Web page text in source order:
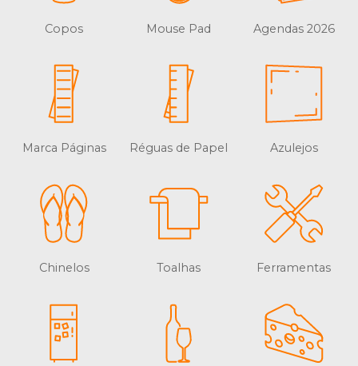
Copos Mouse Pad Agendas 2026
Marca Páginas Réguas de Papel Azulejos
Chinelos Toalhas Ferramentas